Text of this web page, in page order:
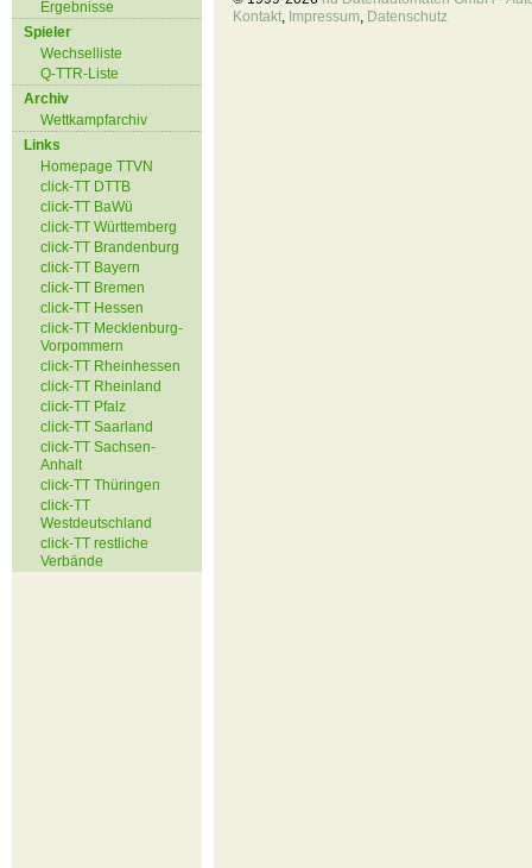
Ergebnisse
Spieler
Wechselliste
Q-TTR-Liste
Archiv
Wettkampfarchiv
Links
Homepage TTVN
click-TT DTTB
click-TT BaWü
click-TT Württemberg
click-TT Brandenburg
click-TT Bayern
click-TT Bremen
click-TT Hessen
click-TT Mecklenburg-
Vorpommern
click-TT Rheinhessen
click-TT Rheinland
click-TT Pfalz
click-TT Saarland
click-TT Sachsen-
Anhalt
click-TT Thüringen
click-TT
Westdeutschland
click-TT restliche
Verbände
Kontakt, Impressum, Datenschutz